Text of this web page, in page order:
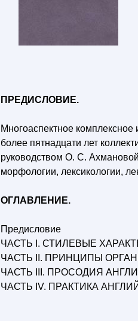
ПРЕДИСЛОВИЕ.
Многоаспектное комплексное
более пятнадцати лет
руководством О. С.
морфологии, лексикологии,
ОГЛАВЛЕНИЕ.
Предисловие
ЧАСТЬ I. СТИЛЕВЫЕ
ЧАСТЬ II. ПРИНЦИПЫ
ЧАСТЬ III. ПРОСОДИЯ
ЧАСТЬ IV. ПРАКТИКА